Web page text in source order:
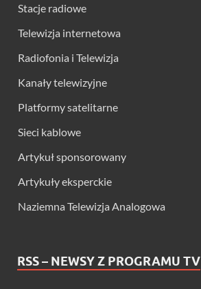
Stacje radiowe
Telewizja internetowa
Radiofonia i Telewizja
Kanały telewizyjne
Platformy satelitarne
Sieci kablowe
Artykuł sponsorowany
Artykuły eksperckie
Naziemna Telewizja Analogowa
RSS – NEWSY Z PROGRAMU TV